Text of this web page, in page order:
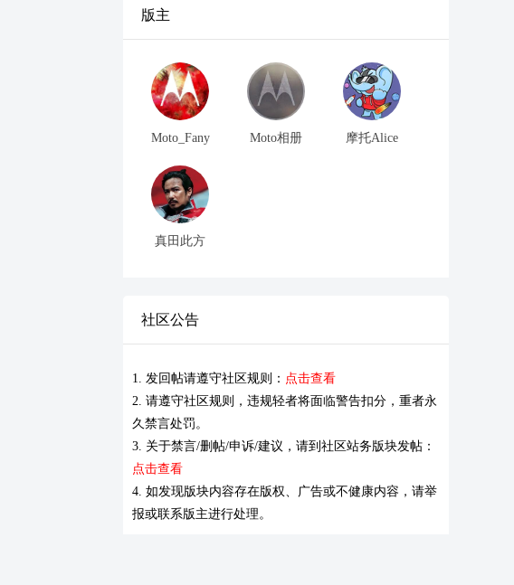
版主
Moto_Fany Moto相册 摩托Alice
真田此方
社区公告
1. 发回帖请遵守社区规则： 点击查看
2. 请遵守社区规则，违规轻者将面临警告扣分，重者永
久禁言处罚。
3. 关于禁言/删帖/申诉/建议，请到社区站务版块发帖：
点击查看
4. 如发现版块内容存在版权、广告或不健康内容，请举
报或联系版主进行处理。